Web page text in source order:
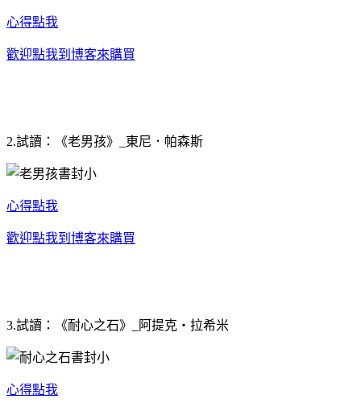
心得點我
歡迎點我到博客來購買
2.試讀：《老男孩》_東尼．帕森斯
心得點我
歡迎點我到博客來購買
3.試讀：《耐心之石》_阿提克‧拉希米
心得點我